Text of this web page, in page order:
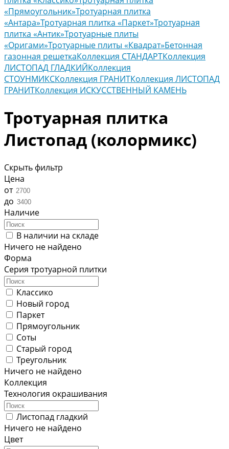
«Прямоугольник»Тротуарная плитка
«Антара»Тротуарная плитка «Паркет»Тротуарная
плитка «Антик»Тротуарные плиты
«Оригами»Тротуарные плиты «Квадрат»Бетонная
газонная решеткаКоллекция СТАНДАРТКоллекция
ЛИСТОПАД ГЛАДКИЙКоллекция
СТОУНМИКСКоллекция ГРАНИТКоллекция ЛИСТОПАД
ГРАНИТКоллекция ИСКУССТВЕННЫЙ КАМЕНЬ
Тротуарная плитка
Листопад (колормикс)
Скрыть фильтр
Цена
от
до
Наличие
В наличии на складе
Ничего не найдено
Форма
Серия тротуарной плитки
Классико
Новый город
Паркет
Прямоугольник
Соты
Старый город
Треугольник
Ничего не найдено
Коллекция
Технология окрашивания
Листопад гладкий
Ничего не найдено
Цвет